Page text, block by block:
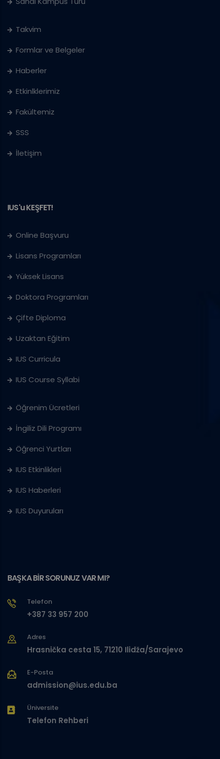
Takvim
Formlar ve Belgeler
Haberler
Etkinlklerimiz
Fakültemiz
SSS
İletişim
IUS'u KEŞFET!
Online Başvuru
Lisans Programları
Yüksek Lisans
Doktora Programları
Çifte Diploma
Uzaktan Eğitim
IUS Curricula
IUS Course Syllabi
Öğrenim Ücretleri
İngiliz Dili Programı
Öğrenci Yurtları
IUS Etkinlikleri
IUS Haberleri
IUS Duyuruları
BAŞKA BİR SORUNUZ VAR MI?
Telefon
+387 33 957 200
Adres
Hrasnička cesta 15, 71210 Ilidža/Sarajevo
E-Posta
admission@ius.edu.ba
Üniversite
Telefon Rehberi